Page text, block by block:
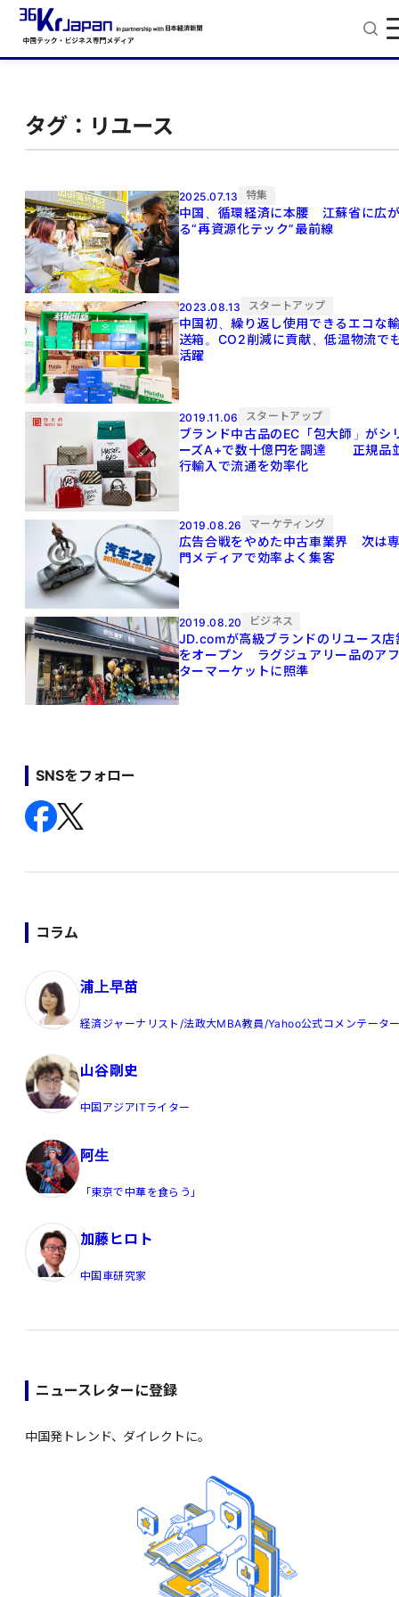
タグ：リユース
2025.07.13 特集
中国、循環経済に本腰 江蘇省に広
る“再資源化テック”最前線
2023.08.13 スタートアップ
中国初、繰り返し使用できるエコな
送箱。CO2削減に貢献、低温物流で
活躍
2019.11.06 スタートアップ
ブランド中古品のEC「包大師」がシ
ーズA+で数十億円を調達 正規品
行輸入で流通を効率化
2019.08.26 マーケティング
広告合戦をやめた中古車業界 次は
門メディアで効率よく集客
2019.08.20 ビジネス
JD.comが高級ブランドのリユース店
をオープン ラグジュアリー品のア
ターマーケットに照準
SNSをフォロー
コラム
浦上早苗
経済ジャーナリスト/法政大MBA教員/Yahoo公式コメンテータ
山谷剛史
中国アジアITライター
阿生
「東京で中華を食らう」
加藤ヒロト
中国車研究家
ニュースレターに登録
中国発トレンド、ダイレクトに。